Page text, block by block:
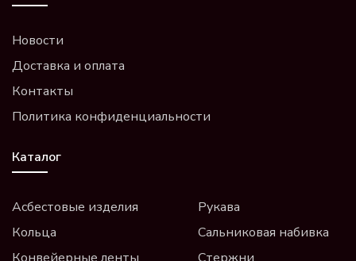
Новости
Доставка и оплата
Контакты
Политика конфиденциальности
Каталог
Асбестовые изделия
Кольца
Рукава
Сальниковая набивка